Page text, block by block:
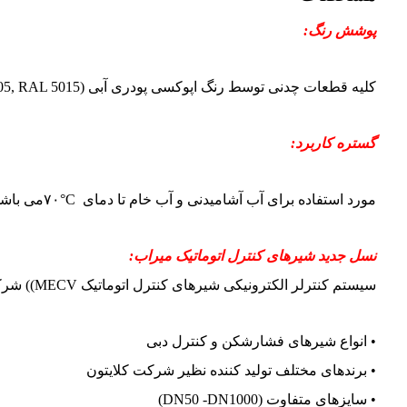
پوشش رنگ:
کلیه قطعات چدنی توسط رنگ اپوکسی پودری آبی (RAL 5005, RAL 5015) به روش الکترواستاتیکی و با ضخامت ۲۵۰ میکرون پوشش داده می شوند.
گستره کاربرد:
مورد استفاده برای آب آشامیدنی و آب خام تا دمای ۷۰°Cمی
نسل جدید شیرهای کنترل اتوماتیک میراب:
سیستم کنترلر الکترونیکی شیرهای کنترل اتوماتیک MECV)) شرکت میراب به گونه ای طراحی و کالیبره شده است که قابلیت نصب بر روی رنج کامل این شیرها را دارد:
• انواع شیرهای فشارشکن و کنترل دبی
• برندهای مختلف تولید کننده نظیر شرکت کلایتون
• سایزهای متفاوت (DN50 -DN1000)